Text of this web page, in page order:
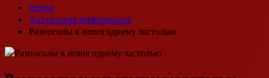
Home
Актуальная информация
Разносолы к новогоднему застолью